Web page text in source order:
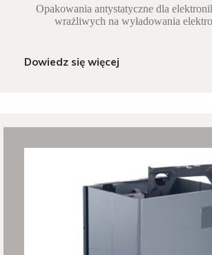
Opakowania antystatyczne dla
wrażliwych na wyładowania
Dowiedz się więcej